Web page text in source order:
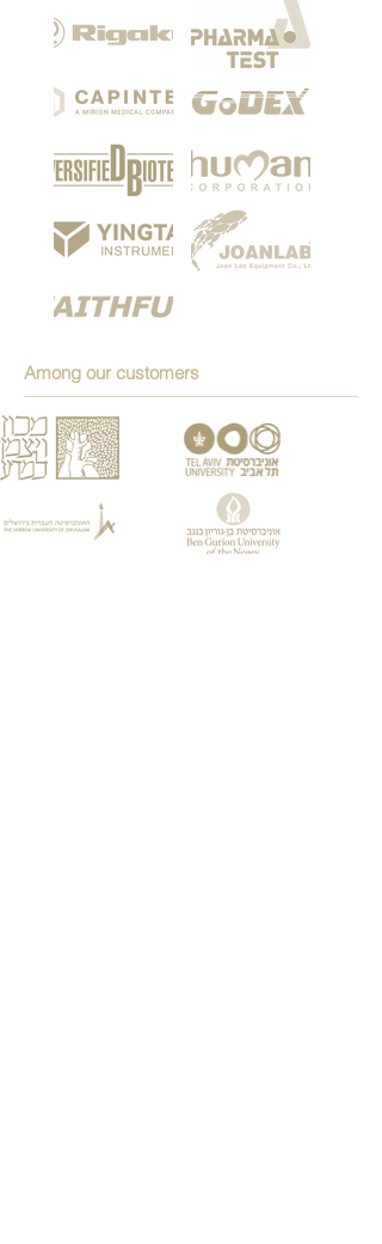
Among our customers